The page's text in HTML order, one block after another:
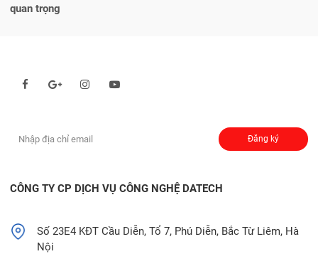
quan trọng
Đăng ký
CÔNG TY CP DỊCH VỤ CÔNG NGHỆ DATECH
Số 23E4 KĐT Cầu Diễn, Tổ 7, Phú Diễn, Bắc Từ Liêm, Hà
Nội